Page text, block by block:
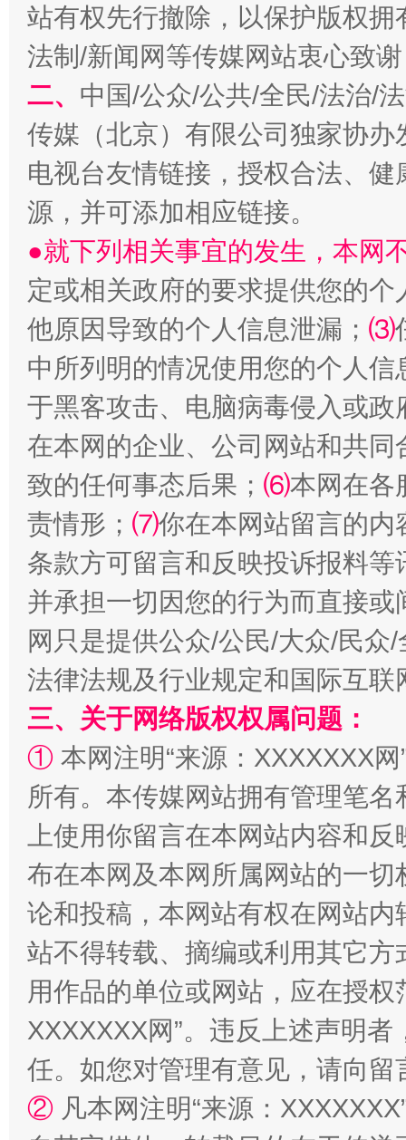
揭开“小金库”的免责幌子
受贿1.44亿！段成刚被判无期 从幼
全民健身五年计划来了！等你上场
阿坝州三大球赛在茂县开幕 规模
国家大学科技园优化重塑工作
站有权先行撤除，以保护版权
法制/新闻网等传媒网站衷心致
二、 中国/公众/公共/全民/法治/
传媒（北京）有限公司独家协
电视台友情链接，授权合法、
源，并可添加相应链接。
●就下列相关事宜的发生，本网
定或相关政府的要求提供您的个
他原因导致的个人信息泄漏； ⑶
中所列明的情况使用您的个人
于黑客攻击、电脑病毒侵入或
在本网的企业、公司网站和共
致的任何事态后果； ⑹本网在各
责情形； ⑺你在本网站留言的内
条款方可留言和反映投诉报料
并承担一切因您的行为而直接
网只是提供公众/公民/大众/民
法律法规及行业规定和国际互
三、关于网络版权权属问题：
① 本网注明“来源：XXXXXXX
所有。本传媒网站拥有管理笔
上使用你留言在本网站内容和
布在本网及本网所属网站的一
论和投稿，本网站有权在网站
站不得转载、摘编或利用其它
用作品的单位或网站，应在授
XXXXXXX网”。违反上述声明
任。如您对管理有意见，请向
② 凡本网注明“来源：